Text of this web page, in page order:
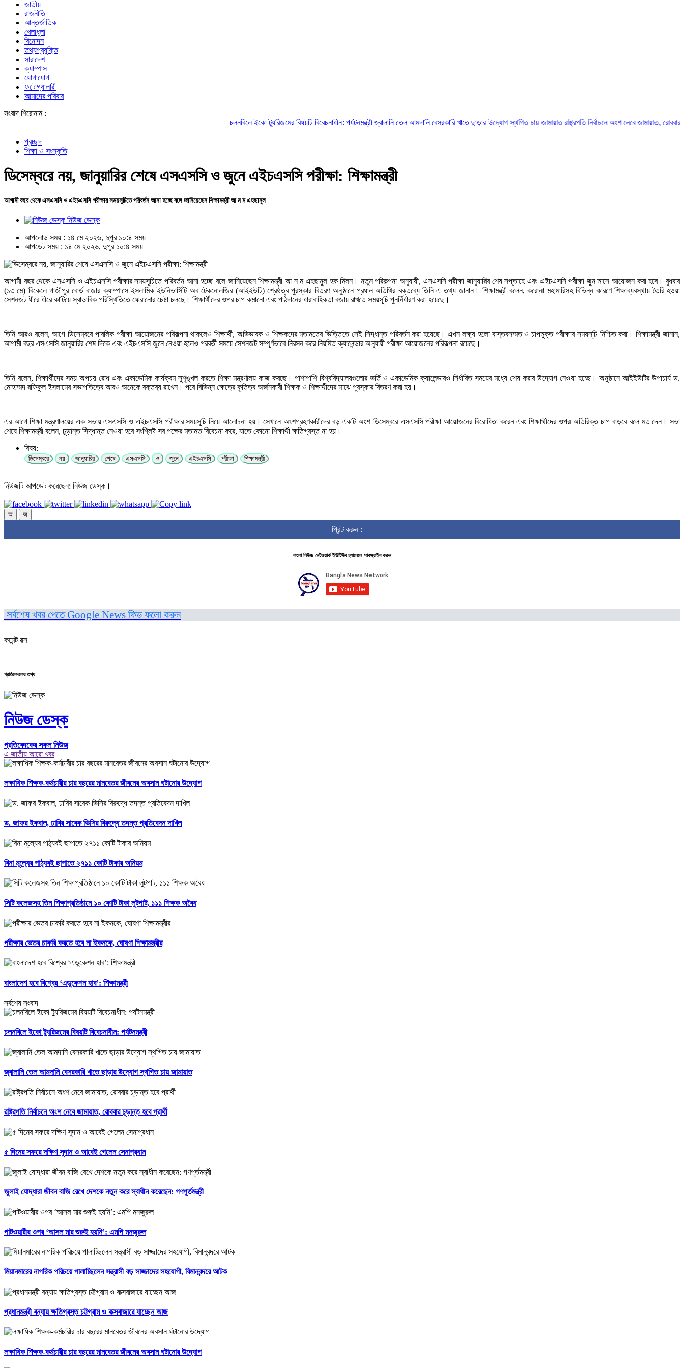
জাতীয়
রাজনীতি
আন্তর্জাতিক
খেলাধুলা
বিনোদন
তথ্যপ্রযুক্তি
সারাদেশ
ক্যাম্পাস
যোগাযোগ
ফটোগ্যালারী
আমাদের পরিবার
সংবাদ শিরোনাম :
চলনবিলে ইকো ট্যুরিজমের বিষয়টি বিবেচনাধীন: পর্যটনমন্ত্রীজ্বালানি তেল আমদানি বেসরকারি খাতে ছাড়ার উদ্যোগ স্থগিত চায় জামায়াতরাষ্ট্রপতি নির্বাচনে অংশ নেবে জামায়াত, রোববার চূড়ান্ত হবে
প্রচ্ছদ
শিক্ষা ও সংস্কৃতি
ডিসেম্বরে নয়, জানুয়ারির শেষে এসএসসি ও জুনে এইচএসসি পরীক্ষা: শিক্ষামন্ত্রী
আগামী বছর থেকে এসএসসি ও এইচএসসি পরীক্ষার সময়সূচিতে পরিবর্তন আনা হচ্ছে বলে জানিয়েছেন শিক্ষামন্ত্রী আ ন ম এহছানুল
নিউজ ডেস্ক
আপলোড সময় : ১৪ মে ২০২৬, দুপুর ১০:৪ সময়
আপডেট সময় : ১৪ মে ২০২৬, দুপুর ১০:৪ সময়
আগামী বছর থেকে এসএসসি ও এইচএসসি পরীক্ষার সময়সূচিতে পরিবর্তন আনা হচ্ছে বলে জানিয়েছেন শিক্ষামন্ত্রী আ ন ম এহছানুল হক মিলন। নতুন পরিকল্পনা অনুযায়ী, এসএসসি পরীক্ষা জানুয়ারির শেষ সপ্তাহে এবং এইচএসসি পরীক্ষা জুন মাসে আয়োজন করা হবে। বুধবার
(১৩ মে) বিকেলে গাজীপুর বোর্ড বাজার ক্যাম্পাসে ইসলামিক ইউনিভার্সিটি অব টেকনোলজির (আইইউটি) শ্রেষ্ঠত্ব পুরস্কার বিতরণ অনুষ্ঠানে প্রধান অতিথির বক্তব্যে তিনি এ তথ্য জানান। শিক্ষামন্ত্রী বলেন, করোনা মহামারিসহ বিভিন্ন কারণে শিক্ষাব্যবস্থায় তৈরি হওয়া
সেশনজট ধীরে ধীরে কাটিয়ে স্বাভাবিক পরিস্থিতিতে ফেরানোর চেষ্টা চলছে। শিক্ষার্থীদের ওপর চাপ কমানো এবং পাঠদানের ধারাবাহিকতা বজায় রাখতে সময়সূচি পুনর্নির্ধারণ করা হয়েছে।
তিনি আরও বলেন, আগে ডিসেম্বরে পাবলিক পরীক্ষা আয়োজনের পরিকল্পনা থাকলেও শিক্ষার্থী, অভিভাবক ও শিক্ষকদের মতামতের ভিত্তিতে সেই সিদ্ধান্ত পরিবর্তন করা হয়েছে। এখন লক্ষ্য হলো বাস্তবসম্মত ও চাপমুক্ত পরীক্ষার সময়সূচি নিশ্চিত করা। শিক্ষামন্ত্রী জানান,
আগামী বছর এসএসসি জানুয়ারির শেষ দিকে এবং এইচএসসি জুনে নেওয়া হলেও পরবর্তী সময়ে সেশনজট সম্পূর্ণভাবে নিরসন করে নিয়মিত ক্যালেন্ডার অনুযায়ী পরীক্ষা আয়োজনের পরিকল্পনা রয়েছে।
তিনি বলেন, শিক্ষার্থীদের সময় অপচয় রোধ এবং একাডেমিক কার্যক্রম সুশৃঙ্খল করতে শিক্ষা মন্ত্রণালয় কাজ করছে। পাশাপাশি বিশ্ববিদ্যালয়গুলোর ভর্তি ও একাডেমিক ক্যালেন্ডারও নির্ধারিত সময়ের মধ্যে শেষ করার উদ্যোগ নেওয়া হচ্ছে। অনুষ্ঠানে আইইউটির উপাচার্য ড.
মোহাম্মদ রফিকুল ইসলামের সভাপতিত্বে আরও অনেকে বক্তব্য রাখেন। পরে বিভিন্ন ক্ষেত্রে কৃতিত্ব অর্জনকারী শিক্ষক ও শিক্ষার্থীদের মাঝে পুরস্কার বিতরণ করা হয়।
এর আগে শিক্ষা মন্ত্রণালয়ের এক সভায় এসএসসি ও এইচএসসি পরীক্ষার সময়সূচি নিয়ে আলোচনা হয়। সেখানে অংশগ্রহণকারীদের বড় একটি অংশ ডিসেম্বরে এসএসসি পরীক্ষা আয়োজনের বিরোধিতা করেন এবং শিক্ষার্থীদের ওপর অতিরিক্ত চাপ বাড়বে বলে মত দেন। সভা
শেষে শিক্ষামন্ত্রী বলেন, চূড়ান্ত সিদ্ধান্ত নেওয়া হবে সংশ্লিষ্ট সব পক্ষের মতামত বিবেচনা করে, যাতে কোনো শিক্ষার্থী ক্ষতিগ্রস্ত না হয়।
বিষয়:
ডিসেম্বরে নয় জানুয়ারির শেষে এসএসসি ও জুনে এইচএসসি পরীক্ষা শিক্ষামন্ত্রী
নিউজটি আপডেট করেছেন: নিউজ ডেস্ক।
অ অ
প্রিন্ট করুন :
বাংলা নিউজ নেটওয়ার্ক ইউটিউব চ্যানেলে সাবস্ক্রাইব করুন
সর্বশেষ খবর পেতে Google News ফিড ফলো করুন
কমেন্ট বক্স
প্রতিবেদকের তথ্য
নিউজ ডেস্ক
প্রতিবেদকের সকল নিউজ
এ জাতীয় আরো খবর
লক্ষাধিক শিক্ষক-কর্মচারীর চার বছরের মানবেতর জীবনের অবসান ঘটানোর উদ্যোগ
ড. জাফর ইকবাল, ঢাবির সাবেক ভিসির বিরুদ্ধে তদন্ত প্রতিবেদন দাখিল
বিনা মূল্যের পাঠ্যবই ছাপাতে ২৭১১ কোটি টাকার অনিয়ম
সিটি কলেজসহ তিন শিক্ষাপ্রতিষ্ঠানে ১০ কোটি টাকা লুটপাট, ১১১ শিক্ষক অবৈধ
পরীক্ষার ভেতর চাকরি করতে হবে না ইকনকে, ঘোষণা শিক্ষামন্ত্রীর
বাংলাদেশ হবে বিশ্বের ‘এডুকেশন হাব’: শিক্ষামন্ত্রী
সর্বশেষ সংবাদ
চলনবিলে ইকো ট্যুরিজমের বিষয়টি বিবেচনাধীন: পর্যটনমন্ত্রী
জ্বালানি তেল আমদানি বেসরকারি খাতে ছাড়ার উদ্যোগ স্থগিত চায় জামায়াত
রাষ্ট্রপতি নির্বাচনে অংশ নেবে জামায়াত, রোববার চূড়ান্ত হবে প্রার্থী
৫ দিনের সফরে দক্ষিণ সুদান ও আবেই গেলেন সেনাপ্রধান
জুলাই যোদ্ধারা জীবন বাজি রেখে দেশকে নতুন করে স্বাধীন করেছেন: গণপূর্তমন্ত্রী
পাটওয়ারীর ওপর ‘আসল মার শুরুই হয়নি’: এমপি মনজুরুল
মিয়ানমারের নাগরিক পরিচয়ে পালাচ্ছিলেন সন্ত্রাসী বড় সাজ্জাদের সহযোগী, বিমানবন্দরে আটক
প্রধানমন্ত্রী বন্যায় ক্ষতিগ্রস্ত চট্টগ্রাম ও কক্সবাজারে যাচ্ছেন আজ
লক্ষাধিক শিক্ষক-কর্মচারীর চার বছরের মানবেতর জীবনের অবসান ঘটানোর উদ্যোগ